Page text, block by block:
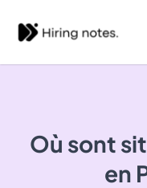
Où sont
en